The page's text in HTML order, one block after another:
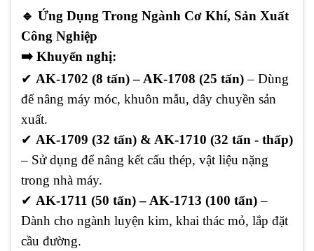
🔹 Ứng Dụng Trong Ngành Cơ Khí, Sản Xuất
Công Nghiệp
➡️ Khuyến nghị:
✔ AK-1702 (8 tấn) – AK-1708 (25 tấn)– Dùng
để nâng máy móc, khuôn mẫu, dây chuyền sản
xuất.
✔ AK-1709 (32 tấn) & AK-1710 (32 tấn - thấp)
– Sử dụng để nâng kết cấu thép, vật liệu nặng
trong nhà máy.
✔ AK-1711 (50 tấn) – AK-1713 (100 tấn)–
Dành cho ngành luyện kim, khai thác mỏ, lắp đặt
cầu đường.